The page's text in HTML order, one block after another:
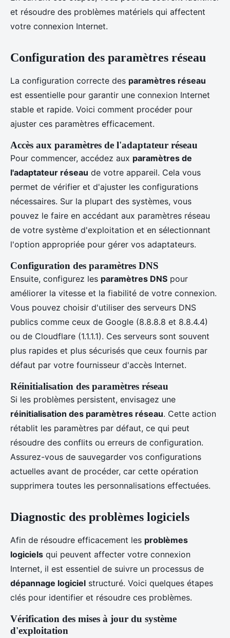
et résoudre des problèmes matériels qui affectent
votre connexion Internet.
Configuration des paramètres réseau
La configuration correcte des paramètres réseau
est essentielle pour garantir une connexion Internet
stable et rapide. Voici comment procéder pour
ajuster ces paramètres efficacement.
Accès aux paramètres de l'adaptateur réseau
Pour commencer, accédez aux paramètres de
l'adaptateur réseau de votre appareil. Cela vous
permet de vérifier et d'ajuster les configurations
nécessaires. Sur la plupart des systèmes, vous
pouvez le faire en accédant aux paramètres réseau
de votre système d'exploitation et en sélectionnant
l'option appropriée pour gérer vos adaptateurs.
Configuration des paramètres DNS
Ensuite, configurez les paramètres DNS pour
améliorer la vitesse et la fiabilité de votre connexion.
Vous pouvez choisir d'utiliser des serveurs DNS
publics comme ceux de Google (8.8.8.8 et 8.8.4.4)
ou de Cloudflare (1.1.1.1). Ces serveurs sont souvent
plus rapides et plus sécurisés que ceux fournis par
défaut par votre fournisseur d'accès Internet.
Réinitialisation des paramètres réseau
Si les problèmes persistent, envisagez une
réinitialisation des paramètres réseau. Cette action
rétablit les paramètres par défaut, ce qui peut
résoudre des conflits ou erreurs de configuration.
Assurez-vous de sauvegarder vos configurations
actuelles avant de procéder, car cette opération
supprimera toutes les personnalisations effectuées.
Diagnostic des problèmes logiciels
Afin de résoudre efficacement les problèmes
logiciels qui peuvent affecter votre connexion
Internet, il est essentiel de suivre un processus de
dépannage logiciel structuré. Voici quelques étapes
clés pour identifier et résoudre ces problèmes.
Vérification des mises à jour du système
d'exploitation